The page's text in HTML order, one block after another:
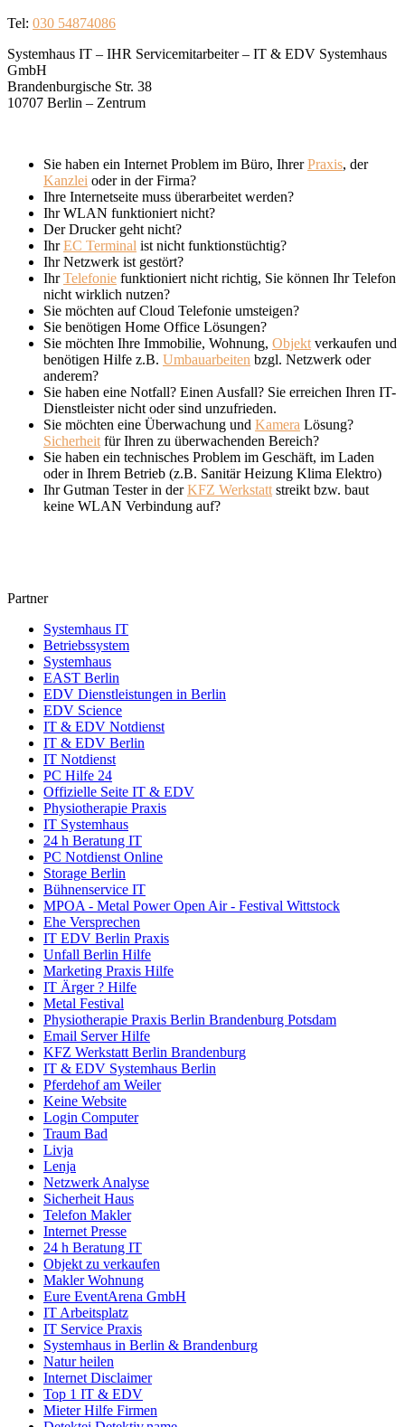
Tel: 030 54874086
Systemhaus IT – IHR Servicemitarbeiter – IT & EDV Systemhaus
GmbH
Brandenburgische Str. 38
10707 Berlin – Zentrum
Sie haben ein Internet Problem im Büro, IhrerPraxis, der
Kanzlei oder in der Firma?
Ihre Internetseite muss überarbeitet werden?
Ihr WLAN funktioniert nicht?
Der Drucker geht nicht?
IhrEC Terminal ist nicht funktionstüchtig?
Ihr Netzwerk ist gestört?
IhrTelefonie funktioniert nicht richtig, Sie können Ihr Telefon
nicht wirklich nutzen?
Sie möchten auf Cloud Telefonie umsteigen?
Sie benötigen Home Office Lösungen?
Sie möchten Ihre Immobilie, Wohnung, Objekt verkaufen und
benötigen Hilfe z.B. Umbauarbeiten bzgl. Netzwerk oder
anderem?
Sie haben eine Notfall? Einen Ausfall? Sie erreichen Ihren IT-
Dienstleister nicht oder sind unzufrieden.
Sie möchten eine Überwachung und Kamera Lösung?
Sicherheit für Ihren zu überwachenden Bereich?
Sie haben ein technisches Problem im Geschäft, im Laden
oder in Ihrem Betrieb (z.B. Sanitär Heizung Klima Elektro)
Ihr Gutman Tester in derKFZ Werkstatt streikt bzw. baut
keine WLAN Verbindung auf?
Partner
Systemhaus IT
Betriebssystem
Systemhaus
EAST Berlin
EDV Dienstleistungen in Berlin
EDV Science
IT & EDV Notdienst
IT & EDV Berlin
IT Notdienst
PC Hilfe 24
Offizielle Seite IT & EDV
Physiotherapie Praxis
IT Systemhaus
24 h Beratung IT
PC Notdienst Online
Storage Berlin
Bühnenservice IT
MPOA - Metal Power Open Air - Festival Wittstock
Ehe Versprechen
IT EDV Berlin Praxis
Unfall Berlin Hilfe
Marketing Praxis Hilfe
IT Ärger ? Hilfe
Metal Festival
Physiotherapie Praxis Berlin Brandenburg Potsdam
Email Server Hilfe
KFZ Werkstatt Berlin Brandenburg
IT & EDV Systemhaus Berlin
Pferdehof am Weiler
Keine Website
Login Computer
Traum Bad
Livja
Lenja
Netzwerk Analyse
Sicherheit Haus
Telefon Makler
Internet Presse
24 h Beratung IT
Objekt zu verkaufen
Makler Wohnung
Eure EventArena GmbH
IT Arbeitsplatz
IT Service Praxis
Systemhaus in Berlin & Brandenburg
Natur heilen
Internet Disclaimer
Top 1 IT & EDV
Mieter Hilfe Firmen